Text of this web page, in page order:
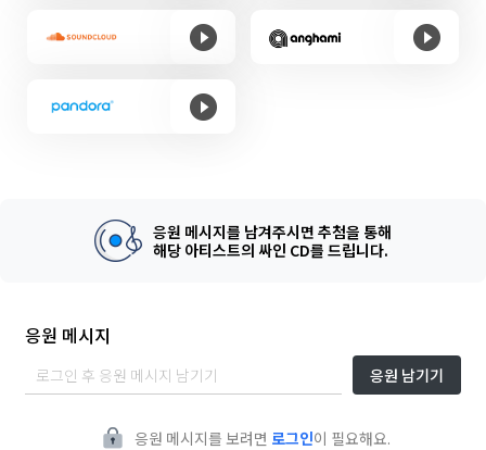
응원 메시지를 남겨주시면 추첨을 통해
해당 아티스트의 싸인 CD를 드립니다.
응원 메시지
응원 남기기
응원 메시지를 보려면 로그인이 필요해요.